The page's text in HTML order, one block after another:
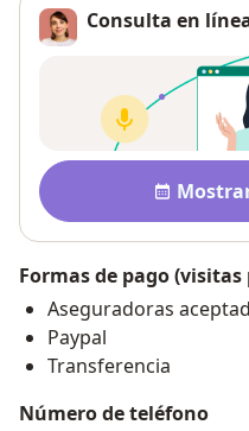
Consulta en
Disponibilidad
Formas de pago
Aseguradoras
Paypal
Transferencia
Número de teléfono